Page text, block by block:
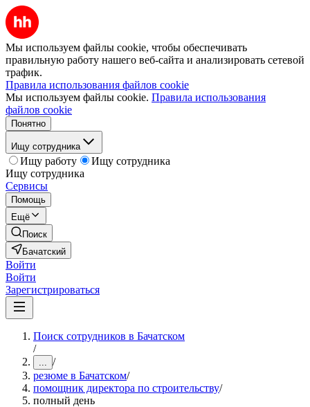
Мы используем файлы cookie, чтобы обеспечивать
правильную работу нашего веб-сайта и анализировать сетевой
трафик.
Правила использования файлов cookie
Мы используем файлы cookie. Правила использования
файлов cookie
Понятно
Ищу сотрудника
Ищу работу
Ищу сотрудника
Ищу сотрудника
Сервисы
Помощь
Ещё
Поиск
Бачатский
Войти
Войти
Зарегистрироваться
Поиск сотрудников в Бачатском
/
... /
резюме в Бачатском/
помощник директора по строительству/
полный день